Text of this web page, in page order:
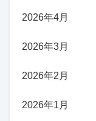
2026年4月
2026年3月
2026年2月
2026年1月